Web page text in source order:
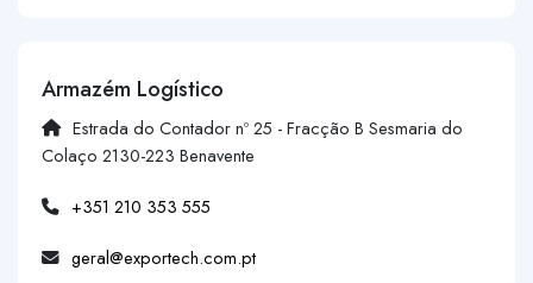
Armazém Logístico
Estrada do Contador nº 25 - Fracção B Sesmaria do
Colaço 2130-223 Benavente
+351 210 353 555
geral@exportech.com.pt